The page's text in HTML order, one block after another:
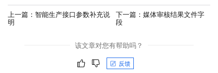
上一篇： 智能生产接口参数补充说
明
下一篇： 媒体审核结果文件字
段
该文章对您有帮助吗？
反馈